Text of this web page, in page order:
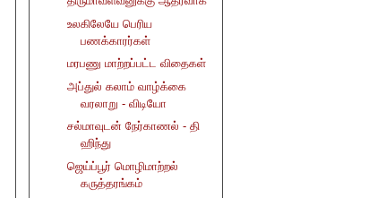
உலகிலேயே பெரிய
பணக்காரர்கள்
மரபணு மாற்றப்பட்ட விதைகள்
அப்துல் கலாம் வாழ்க்கை
வரலாறு - விடியோ
சல்மாவுடன் நேர்காணல் - தி
ஹிந்து
ஜெய்ப்பூர் மொழிமாற்றல்
கருத்தரங்கம்